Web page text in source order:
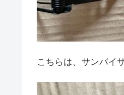
こちらは、サンバイ